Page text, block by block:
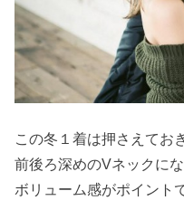
この冬１着は押さえてお
前後ろ深めのVネックに
ボリューム感がポイント